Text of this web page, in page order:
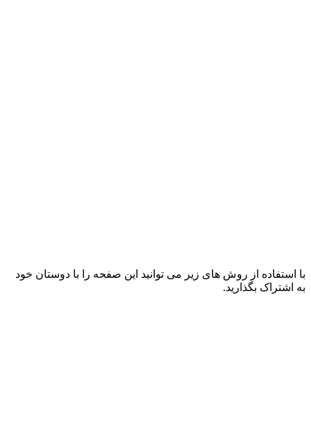
با استفاده از روش های زیر می توانید این صفحه را با دوستان خود
به اشتراک بگذارید.